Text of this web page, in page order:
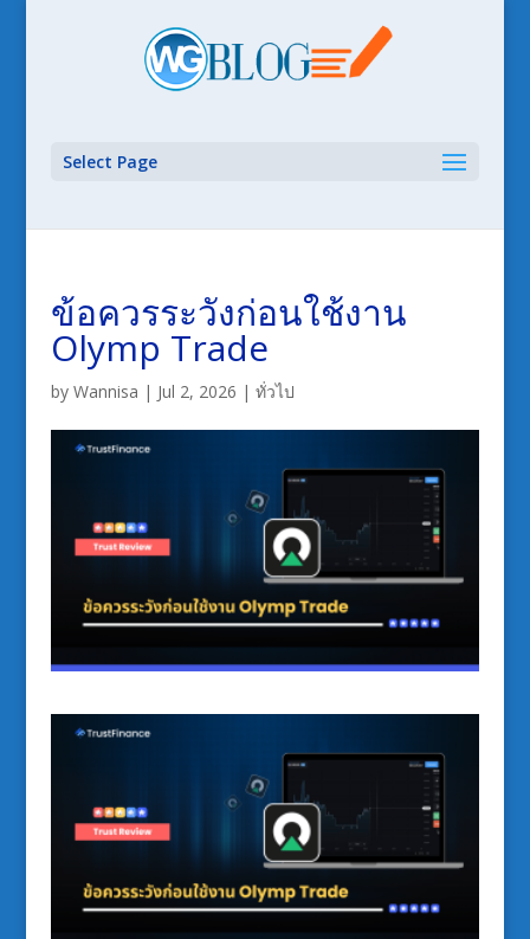
Select Page
ข้อควรระวังก่อนใช้งาน
Olymp Trade
by Wannisa | Jul 2, 2026 | ทั่วไป